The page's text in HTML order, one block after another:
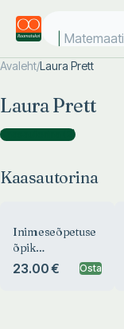
Avaleht/Laura Prett
Laura Prett
Kaasautorina )
Kaasautorina
Inimeseõpetuse
õpik
algklassidele
23.00 € Osta